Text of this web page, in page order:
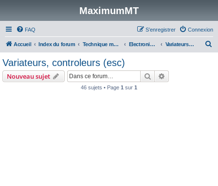
MaximumMT
FAQ Connexion
S’enregistrer
Accueil Index du forum Technique modélisme Electronique (radios, servos, variateurs, accus) Variateurs, controleurs (esc)
Variateurs, controleurs (esc)
Nouveau sujet Rechercher
46 sujets • Page 1 sur 1